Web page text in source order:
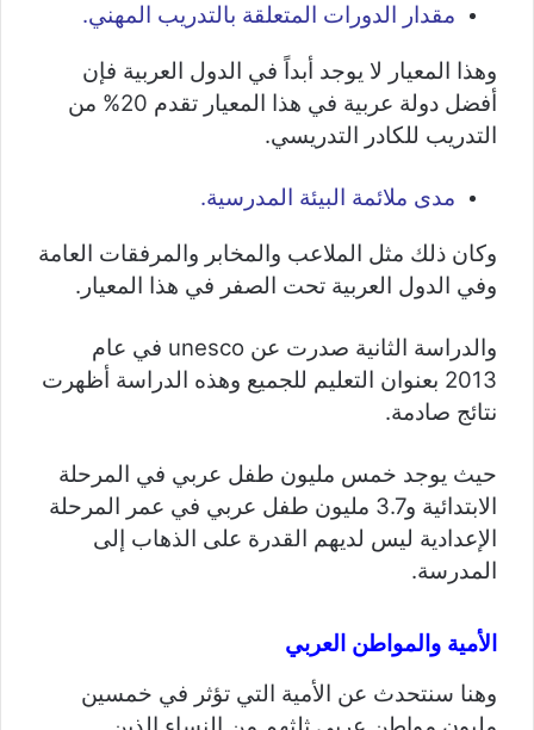
مقدار الدورات المتعلقة بالتدريب المهني.
وهذا المعيار لا يوجد أبداً في الدول العربية فإن
أفضل دولة عربية في هذا المعيار تقدم 20% من
التدريب للكادر التدريسي.
مدى ملائمة البيئة المدرسية.
وكان ذلك مثل الملاعب والمخابر والمرفقات العامة
وفي الدول العربية تحت الصفر في هذا المعيار.
والدراسة الثانية صدرت عن unesco في عام
2013 بعنوان التعليم للجميع وهذه الدراسة أظهرت
نتائج صادمة.
حيث يوجد خمس مليون طفل عربي في المرحلة
الابتدائية و3.7 مليون طفل عربي في عمر المرحلة
الإعدادية ليس لديهم القدرة على الذهاب إلى
المدرسة.
الأمية والمواطن العربي
وهنا سنتحدث عن الأمية التي تؤثر في خمسين